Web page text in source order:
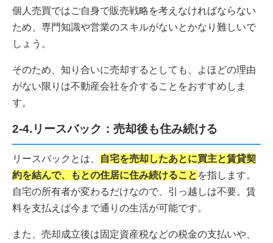
個人売買ではご自身で販売戦略を考えなければならない
ため、専門知識や営業のスキルがないとかなり難しいで
しょう。
そのため、知り合いに売却するとしても、よほどの理由
がない限りは不動産会社を介することをおすすめしま
す。
2-4.リースバック：売却後も住み続ける
リースバックとは、
自宅を売却したあとに買主と賃貸契
約を結んで、もとの住居に住み続けること を指します。
自宅の所有者が変わるだけなので、引っ越しは不要。賃
料を支払えば今まで通りの生活が可能です。
また、売却成立後は固定資産税などの税金の支払いや、